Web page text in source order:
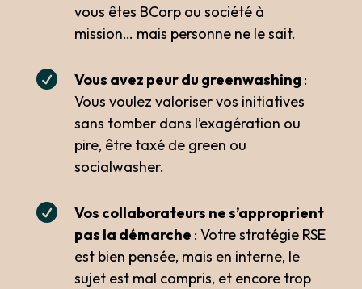
vous êtes BCorp ou société à
mission… mais personne ne le sait.
 Vous avez peur du greenwashing :
Vous voulez valoriser vos initiatives
sans tomber dans l’exagération ou
pire, être taxé de green ou
socialwasher.

Vos collaborateurs ne s’approprient
pas la démarche : Votre stratégie RSE
est bien pensée, mais en interne, le
sujet est mal compris, et encore trop